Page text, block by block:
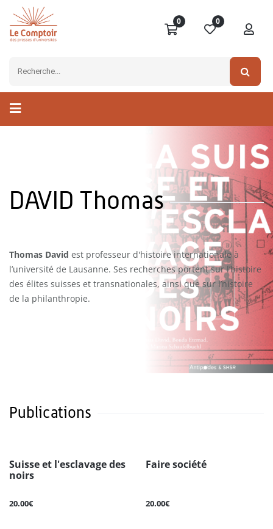
0 0
DAVID Thomas
Thomas David est professeur d'histoire internationale à
l’université de Lausanne. Ses recherches portent sur l’histoire
des élites suisses et transnationales, ainsi que sur l’histoire
de la philanthropie.
Publications
Suisse et l'esclavage des
noirs
20.00€
Faire société
20.00€